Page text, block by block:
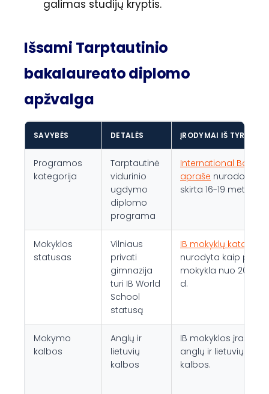
galimas studijų kryptis.
Išsami Tarptautinio
bakalaureato diplomo
apžvalga
SAVYBĖS DETALĖS ĮRODYMAI IŠ TYRIMŲ
Programos
kategorija
Tarptautinė
vidurinio
ugdymo
diplomo
programa
International
apraše nurodoma,
skirta 16-19 metų
Mokyklos
statusas
Vilniaus
privati
gimnazija
turi IB World
School
statusą
IB mokyklų kataloge
nurodyta kaip privati
mokykla nuo 2021
d.
Mokymo
kalbos
Anglų ir
lietuvių
kalbos
IB mokyklos įraše
anglų ir lietuvių
kalbos.